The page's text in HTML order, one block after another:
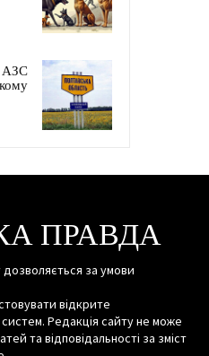
АЗС
ПРАВДА
дозволяється за умови
відкрите
Редакція сайту не може
та відповідальності за зміст